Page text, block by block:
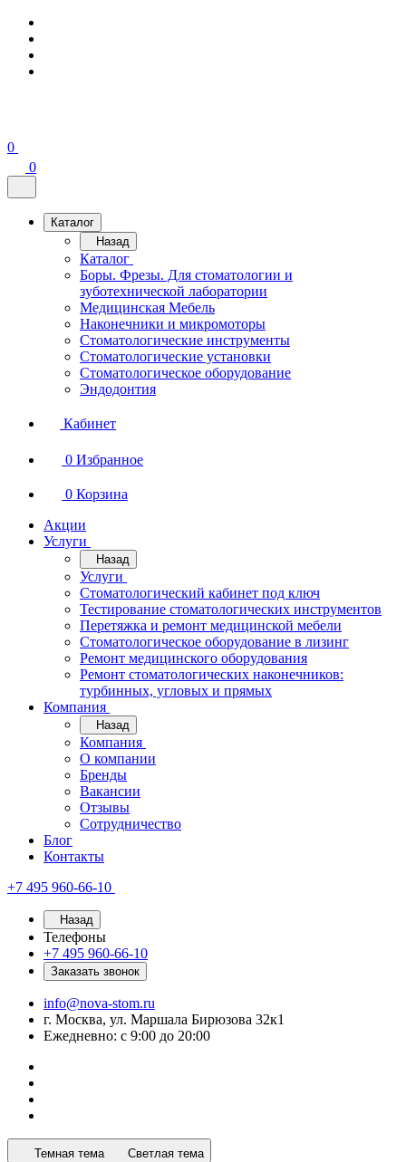
0
0
Каталог
Назад
Каталог
Боры. Фрезы. Для стоматологии и
зуботехнической лаборатории
Медицинская Мебель
Наконечники и микромоторы
Стоматологические инструменты
Стоматологические установки
Стоматологическое оборудование
Эндодонтия
Кабинет
0 Избранное
0 Корзина
Акции
Услуги
Назад
Услуги
Стоматологический кабинет под ключ
Тестирование стоматологических инструментов
Перетяжка и ремонт медицинской мебели
Стоматологическое оборудование в лизинг
Ремонт медицинского оборудования
Ремонт стоматологических наконечников:
турбинных, угловых и прямых
Компания
Назад
Компания
О компании
Бренды
Вакансии
Отзывы
Сотрудничество
Блог
Контакты
+7 495 960-66-10
Назад
Телефоны
+7 495 960-66-10
Заказать звонок
info@nova-stom.ru
г. Москва, ул. Маршала Бирюзова 32к1
Ежедневно: с 9:00 до 20:00
Темная тема Светлая тема